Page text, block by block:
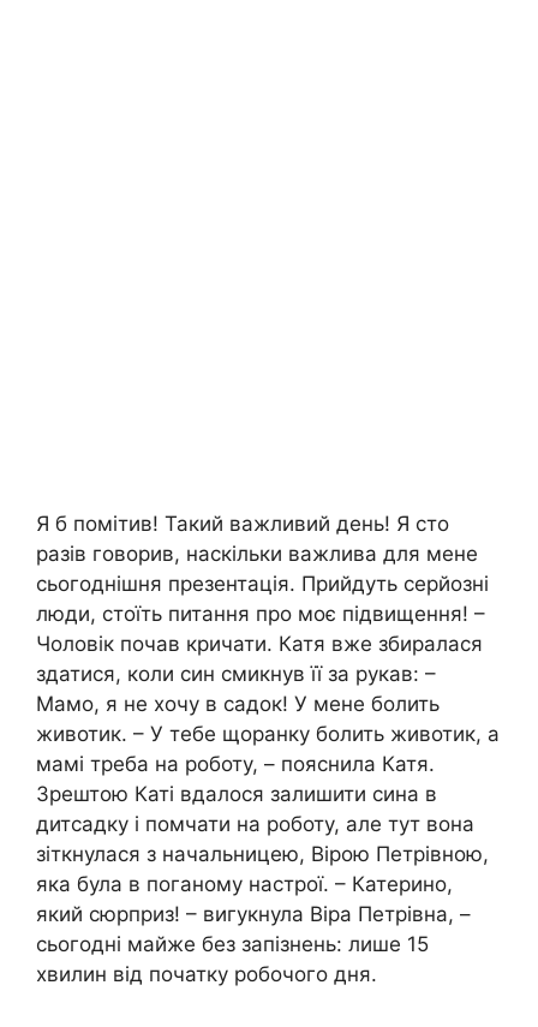
Я б помітив! Такий важливий день! Я сто
разів говорив, наскільки важлива для мене
сьогоднішня презентація. Прийдуть серйозні
люди, стоїть питання про моє підвищення! –
Чоловік почав кричати. Катя вже збиралася
здатися, коли син смикнув її за рукав: –
Мамо, я не хочу в садок! У мене болить
животик. – У тебе щоранку болить животик, а
мамі треба на роботу, – пояснила Катя.
Зрештою Каті вдалося залишити сина в
дитсадку і помчати на роботу, але тут вона
зіткнулася з начальницею, Вірою Петрівною,
яка була в поганому настрої. – Катерино,
який сюрприз! – вигукнула Віра Петрівна, –
сьогодні майже без запізнень: лише 15
хвилин від початку робочого дня.